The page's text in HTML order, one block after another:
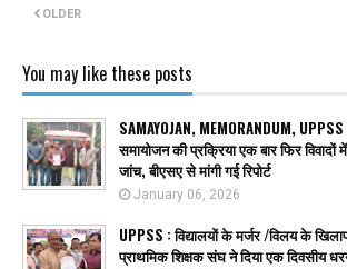
OLDER
You may like these posts
SAMAYOJAN, MEMORANDUM,
समायोजन की प्रक्रिया एक बार फिर
जांच, बीएसए से मांगी गई रिपोर्ट
January 06, 2026
UPPSS : विद्यालयों के मर्जर /विलय के
प्राथमिक शिक्षक संघ ने दिया एक दिवसीय